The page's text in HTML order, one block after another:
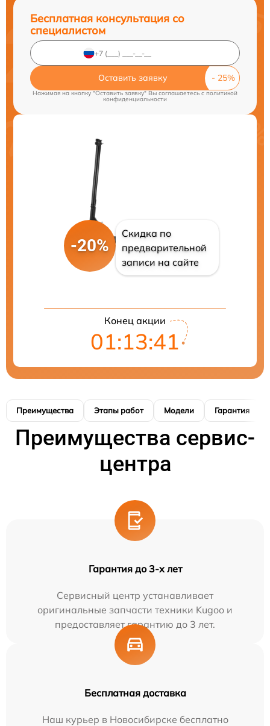
Бесплатная консультация со
специалистом
Оставить заявку
Нажимая на кнопку "Оставить заявку" Вы соглашаетесь cполитикой
конфиденциальности
-20%
Скидка по
предварительной
записи на сайте
Конец акции
01:13:40
Преимущества Этапы работ Модели Гарантия
Преимущества сервис-
центра
Гарантия до 3-х лет
Сервисный центр устанавливает
оригинальные запчасти техники Kugoo и
предоставляет гарантию до 3 лет.
Бесплатная доставка
Наш курьер в Новосибирске бесплатно